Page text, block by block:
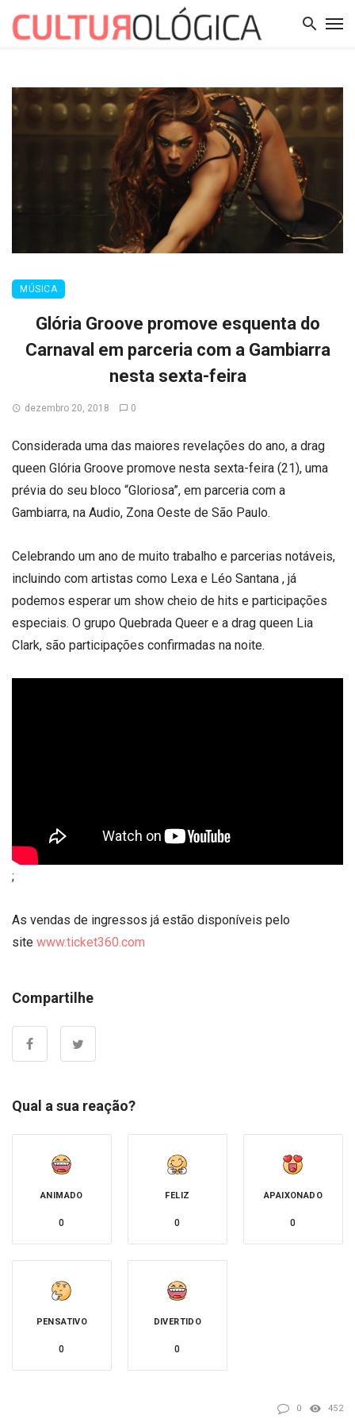
MÚSICA
Glória Groove promove esquenta do
Carnaval em parceria com a Gambiarra
nesta sexta-feira
dezembro 20, 2018 0
Considerada uma das maiores revelações do ano, a drag
queen Glória Groove promove nesta sexta-feira (21), uma
prévia do seu bloco “Gloriosa”, em parceria com a
Gambiarra, na Audio, Zona Oeste de São Paulo.
Celebrando um ano de muito trabalho e parcerias notáveis,
incluindo com artistas como Lexa e Léo Santana , já
podemos esperar um show cheio de hits e participações
especiais. O grupo Quebrada Queer e a drag queen Lia
Clark, são participações confirmadas na noite.
;
As vendas de ingressos já estão disponíveis pelo
site www.ticket360.com
Compartilhe
Qual a sua reação?
ANIMADO
0
FELIZ
0
APAIXONADO
0
PENSATIVO
0
DIVERTIDO
0
0 452